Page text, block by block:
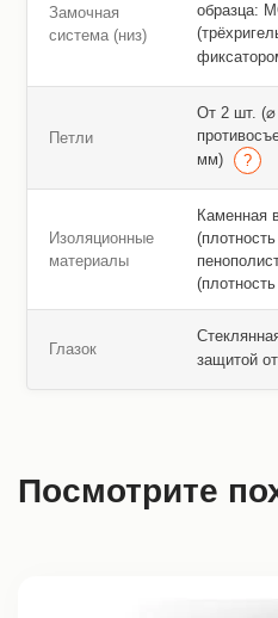
Замочная
система (низ)
образца:
Петли
От 2 шт.
мм)
Изоляционные
материалы
Каменная
Глазок
защитой
Посмотрите